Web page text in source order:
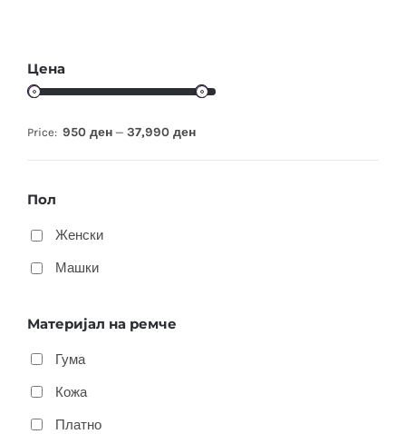
Цена
Price: 950 ден — 37,990 ден
Пол
Женски
Машки
Материјал на ремче
Гума
Кожа
Платно